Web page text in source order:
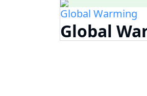
Global Warming
Global